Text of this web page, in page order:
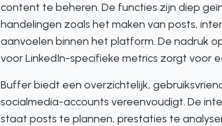
content te beheren. De functies zijn diep
handelingen zoals het maken van posts,
aanvoelen binnen het platform. De nadruk
voor LinkedIn-specifieke metrics zorgt voor
Buffer biedt een overzichtelijk,
socialmedia-accounts vereenvoudigt. De
staat posts te plannen, prestaties te